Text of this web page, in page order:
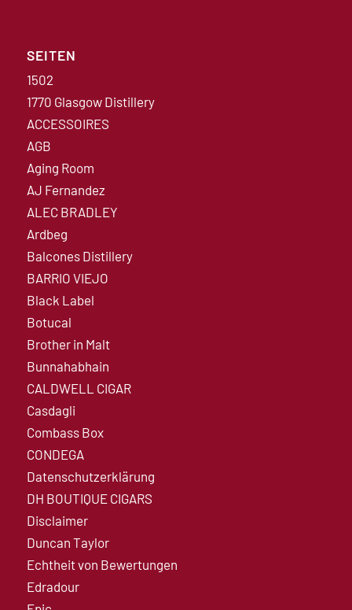
SEITEN
1502
1770 Glasgow Distillery
ACCESSOIRES
AGB
Aging Room
AJ Fernandez
ALEC BRADLEY
Ardbeg
Balcones Distillery
BARRIO VIEJO
Black Label
Botucal
Brother in Malt
Bunnahabhain
CALDWELL CIGAR
Casdagli
Combass Box
CONDEGA
Datenschutzerklärung
DH BOUTIQUE CIGARS
Disclaimer
Duncan Taylor
Echtheit von Bewertungen
Edradour